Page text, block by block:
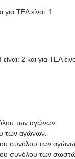
ΤΕΛ είναι: 1
2 και για ΤΕΛ
των αγώνων.
των αγώνων.
συνόλου των
συνόλου των